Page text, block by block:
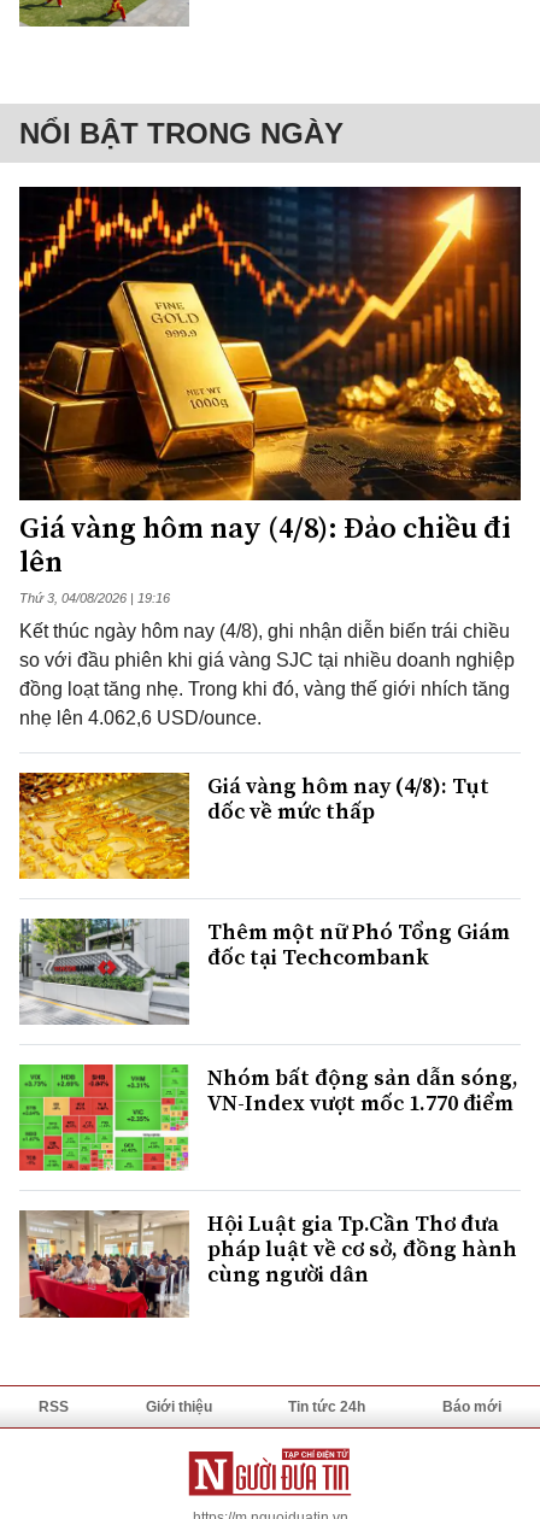
NỔI BẬT TRONG NGÀY
Giá vàng hôm nay (4/8): Đảo chiều đi
lên
Thứ 3, 04/08/2026 | 19:16
Kết thúc ngày hôm nay (4/8), ghi nhận diễn biến trái chiều
so với đầu phiên khi giá vàng SJC tại nhiều doanh nghiệp
đồng loạt tăng nhẹ. Trong khi đó, vàng thế giới nhích tăng
nhẹ lên 4.062,6 USD/ounce.
Giá vàng hôm nay (4/8): Tụt
dốc về mức thấp
Thêm một nữ Phó Tổng Giám
đốc tại Techcombank
Nhóm bất động sản dẫn sóng,
VN-Index vượt mốc 1.770 điểm
Hội Luật gia Tp.Cần Thơ đưa
pháp luật về cơ sở, đồng hành
cùng người dân
RSS Giới thiệu Tin tức 24h Báo mới